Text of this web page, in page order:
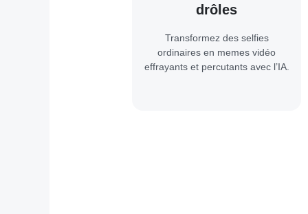
drôles
Transformez des selfies
ordinaires en memes vidéo
effrayants et percutants avec l’IA.